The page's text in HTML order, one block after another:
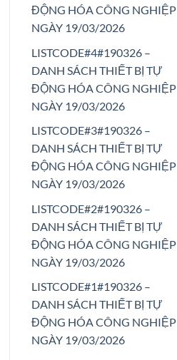
ĐỘNG HÓA CÔNG NGHIỆP
NGÀY 19/03/2026
LISTCODE#4#190326 –
DANH SÁCH THIẾT BỊ TỰ
ĐỘNG HÓA CÔNG NGHIỆP
NGÀY 19/03/2026
LISTCODE#3#190326 –
DANH SÁCH THIẾT BỊ TỰ
ĐỘNG HÓA CÔNG NGHIỆP
NGÀY 19/03/2026
LISTCODE#2#190326 –
DANH SÁCH THIẾT BỊ TỰ
ĐỘNG HÓA CÔNG NGHIỆP
NGÀY 19/03/2026
LISTCODE#1#190326 –
DANH SÁCH THIẾT BỊ TỰ
ĐỘNG HÓA CÔNG NGHIỆP
NGÀY 19/03/2026